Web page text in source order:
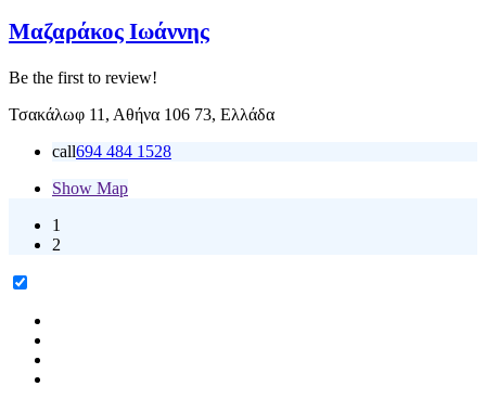
Μαζαράκος Ιωάννης
Be the first to review!
Τσακάλωφ 11, Αθήνα 106 73, Ελλάδα
call694 484 1528
Show Map
1
2